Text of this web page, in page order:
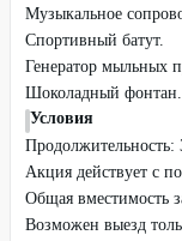
Музыкальное
Спортивный батут.
Генератор мыльных
Шоколадный фонтан.
Условия
Продолжительность:
Акция действует с
Общая вместимость
Возможен выезд